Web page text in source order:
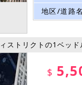
地区/道路
ストリクトの1ベッ
$